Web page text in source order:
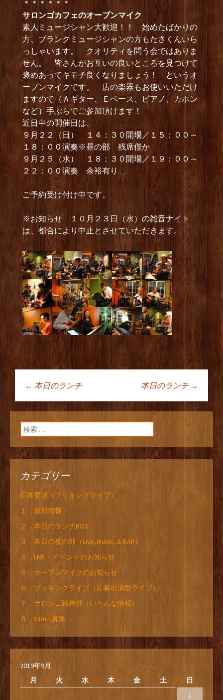
＊＊＊＊＊＊
サロンゴカフェのオープンマイク
素人ミュージシャン大歓迎！！ 始めたばかりの
方、ブランクミュージシャンの方もたさくんいら
っしゃいます。 クオリティを問う会ではありま
せん。 皆さんがお互いの良いところを見つけて
褒めあってキモチ良くなりましょう！ というオ
ープンマイクです。 店の楽器もお使いいただけ
ますので（Ａギター、Ｅベース、ピアノ、カホン
など）手ぶらでご参加頂けます！
近日中の開催日は、
９月２２（日） １４：３０開場／１５：００～
１８：００演奏※昼の部 残席僅か
９月２５（水） １８：３０開場／１９：００～
２２：００演奏 余裕有り
ご予約受け付け中です。
※お知らせ １０月２３日（水）の雑音ナイト
は、都合により中止とさせていただきます。
投稿ナビゲーショ
ン
← 本日のランチ 本日のランチ →
検索:
カテゴリー
応募要項（ブッキングライブ）
１．最新情報
２．本日のランチBOX
３．本日の夜の部（Live,Music, & BAR）
４．LIVE・イベントのお知らせ
５．オープンマイクのお知らせ
６．ブッキングライブ（応募出演型ライブ）
７．サロンゴ雑音部（いろんな情報）
８．STAFF募集
2019年9月
月
火 水 木 金 土 日
1